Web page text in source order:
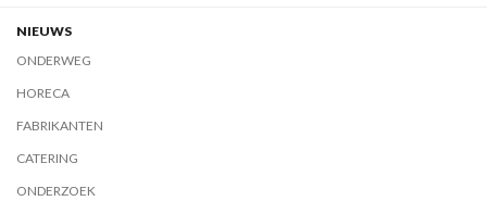
NIEUWS
ONDERWEG
HORECA
FABRIKANTEN
CATERING
ONDERZOEK